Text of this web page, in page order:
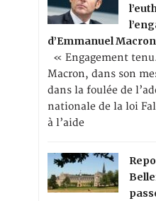
d’Emmanuel Macron
« Engagement
Macron, dans son
dans la foulée de
nationale de la loi
à l’aide